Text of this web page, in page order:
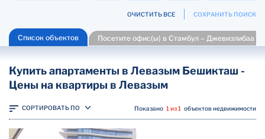
ОЧИСТИТЬ ВСЕ СОХРАНИТЬ ПОИСК
Список объектов Посетите офис(ы) в Стамбул – Джевизлибаа
Купить апартаменты в Левазым Бешикташ -
Цены на квартиры в Левазым
СОРТИРОВАТЬ ПО Показано 1 из 1 объектов недвижимости